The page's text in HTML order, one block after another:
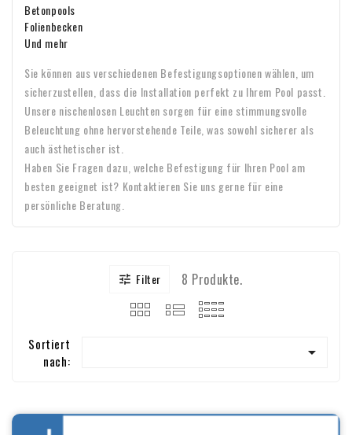
Betonpools
Folienbecken
Und mehr
Sie können aus verschiedenen Befestigungsoptionen wählen, um
sicherzustellen, dass die Installation perfekt zu Ihrem Pool passt.
Unsere nischenlosen Leuchten sorgen für eine stimmungsvolle
Beleuchtung ohne hervorstehende Teile, was sowohl sicherer als
auch ästhetischer ist.
Haben Sie Fragen dazu, welche Befestigung für Ihren Pool am
besten geeignet ist? Kontaktieren Sie uns gerne für eine
persönliche Beratung.
 Filter 8 Produkte.
Sortiert
nach:
